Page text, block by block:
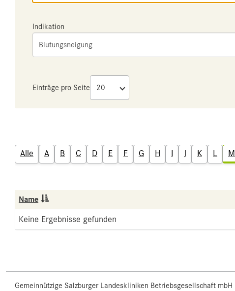
Indikation
Blutungsneigung
Einträge pro Seite
Alle A B C D E F G H I J K L M
Name
Keine Ergebnisse gefunden
Gemeinnützige Salzburger Landeskliniken Betriebsgesellschaft mbH